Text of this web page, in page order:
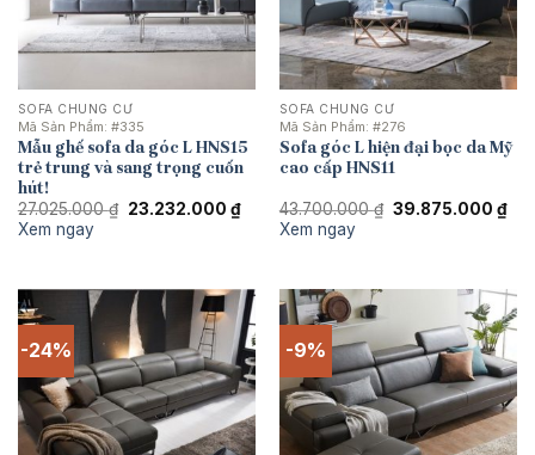
SOFA CHUNG CƯ
Mã Sản Phẩm: #335
Mẫu ghế sofa da góc L HNS15
trẻ trung và sang trọng cuốn
hút!
27.025.000₫ Giá
23.232.000 ₫Giá
hiện
Xem ngay
SOFA CHUNG CƯ
Mã Sản Phẩm: #276
Sofa góc L hiện đại bọc da Mỹ
cao cấp HNS11
43.700.000₫ Giá
39.875.000 ₫Giá
Xem ngay
-24% -9%